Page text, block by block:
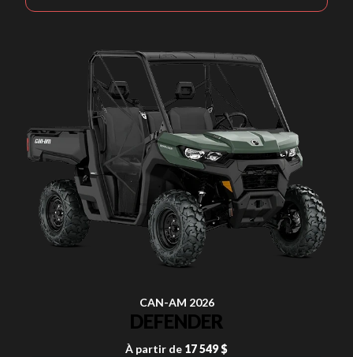
CAN-AM 2026
DEFENDER
À partir de 17 549 $